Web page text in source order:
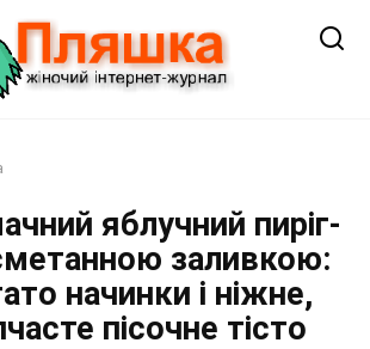
яблучний пиріг-
заливкою:
начинки і ніжне,
пісочне тісто